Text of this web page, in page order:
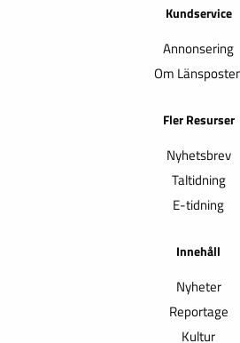
Kundservice
Annonsering
Om
Fler Resurser
Nyhetsbrev
Taltidning
E-tidning
Innehåll
Nyheter
Reportage
Kultur